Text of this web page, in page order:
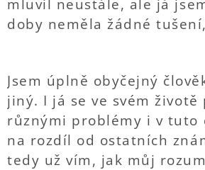
mluvil neustále, ale já
doby neměla žádné
Jsem úplně obyčejný
jiný. I já se ve svém životě
různými problémy i v tuto
na rozdíl od ostatních
tedy už vím, jak můj